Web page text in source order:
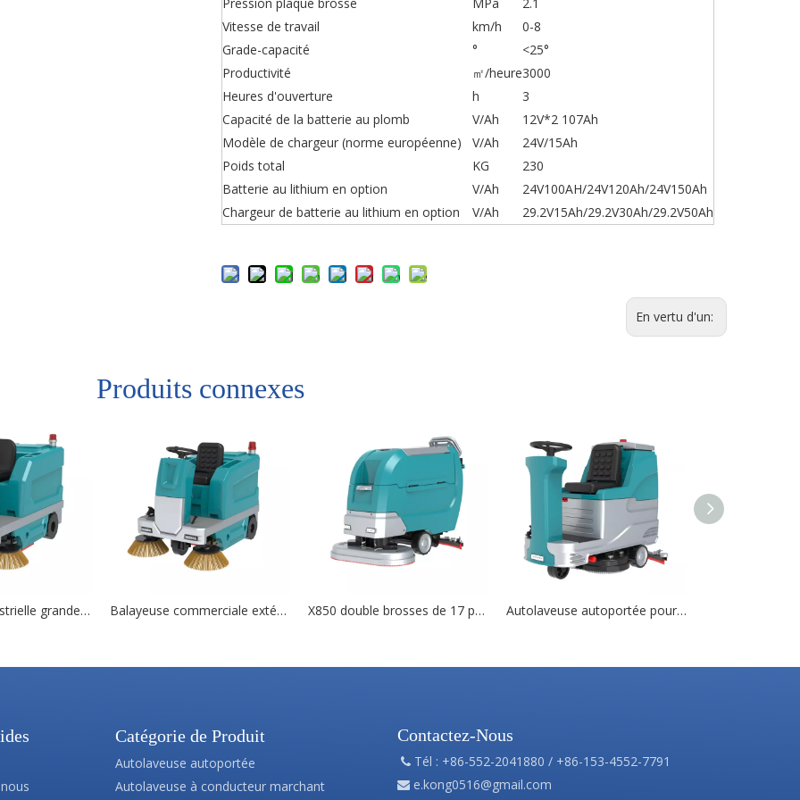
Vitesse de travail
km/h
0-8
Grade-capacité
°
<25°
Productivité
㎡/heure3000
Heures d'ouverture
h
3
Capacité de la batterie au plomb
V/Ah
12V*2 107Ah
Modèle de chargeur (norme européenne)
V/Ah
24V/15Ah
Poids total
KG
230
Batterie au lithium en option
V/Ah
24V100AH/24V120Ah/24V150Ah
Chargeur de batterie au lithium en option
V/Ah 29.2V15Ah/29.2V30Ah/29.2V50Ah
En vertu d'un:
Produits connexes
Balayeuse industrielle grande capacité S1600 Balayeuse commerciale extérieure S1400 X850 double brosses de 17 pouces autolaveuse à conducteur marchant Autolaveuse autoportée pour système de filtration multiple X9
Catégorie de Produit
Autolaveuse autoportée
Autolaveuse à conducteur marchant
Contactez-Nous
Tél : +86-552-2041880 / +86-153-4552-7791
 e.kong0516@gmail.com